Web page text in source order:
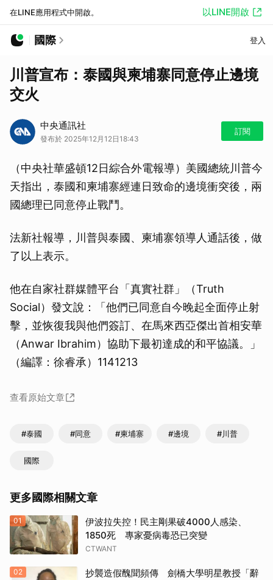
在LINE應用程式中開啟。 以LINE開啟
國際 登入
川普宣布：泰國與柬埔寨同意停止邊境
交火
中央通訊社
發布於 2025年12月12日18:43
訂閱
（中央社華盛頓12日綜合外電報導）美國總統川普今
天指出，泰國和柬埔寨經連日致命的邊境衝突後，兩
國總理已同意停止戰鬥。
法新社報導，川普與泰國、柬埔寨領導人通話後，做
了以上表示。
他在自家社群媒體平台「真實社群」（Truth
Social）發文說：「他們已同意自今晚起全面停止射
擊，並恢復我與他們簽訂、在馬來西亞傑出首相安華
（Anwar Ibrahim）協助下最初達成的和平協議。」
（編譯：徐睿承）1141213
查看原始文章
#泰國 #同意 #柬埔寨 #邊境 #川普
國際
更多國際相關文章
01
伊波拉失控！民主剛果破4000人感染、
1850死 專家憂病毒恐已突變
CTWANT
02
抄襲造假醜聞頻傳 劍橋大學明星教授「辭